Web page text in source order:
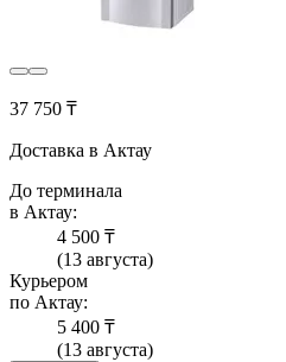
37 750 ₸
Доставка в Актау
До терминала
в Актау:
4 500 ₸
(13 августа)
Курьером
по Актау:
5 400 ₸
(13 августа)